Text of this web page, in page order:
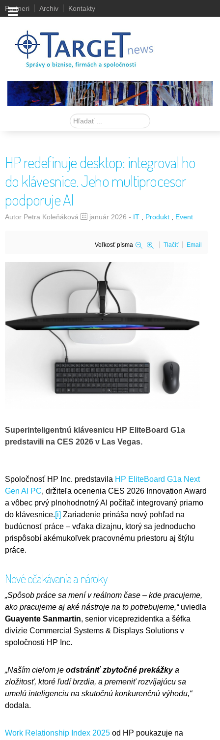
Partneri Archiv Kontakty
Hľadať
HP redefinuje desktop: integroval ho
do klávesnice. Jeho multiprocesor
podporuje AI
Autor Petra Koleňáková január 2026 - IT Produkt Event
Veľkosť písma Tlačiť Email
Superinteligentnú klávesnicu HP EliteBoard G1a
predstavili na CES 2026 v Las Vegas.
Spoločnosť HP Inc. predstavila HP EliteBoard G1a Next
Gen AI PC, držiteľa ocenenia CES 2026 Innovation Award
a vôbec prvý plnohodnotný AI počítač integrovaný priamo
do klávesnice.[i] Zariadenie prináša nový pohľad na
budúcnosť práce – vďaka dizajnu, ktorý sa jednoducho
prispôsobí akémukoľvek pracovnému priestoru aj štýlu
práce.
Nové očakávania a nároky
„Spôsob práce sa mení v reálnom čase – kde pracujeme,
ako pracujeme aj aké nástroje na to potrebujeme,“uviedla
Guayente Sanmartin, senior viceprezidentka a šéfka
divízie Commercial Systems & Displays Solutions v
spoločnosti HP Inc.
„Naším cieľom je odstrániť zbytočné prekážkya
zložitosť, ktoré ľudí brzdia, a premeniť rozvíjajúcu sa
umelú inteligenciu na skutočnú konkurenčnú výhodu,“
dodala.
Work Relationship Index 2025 od HP poukazuje na